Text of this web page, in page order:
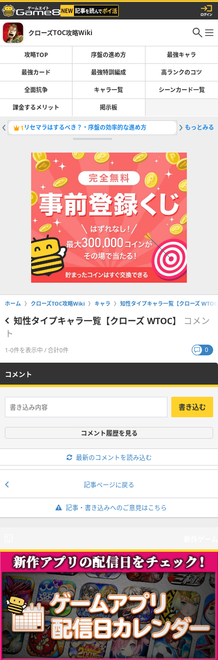
クローズTOC攻略Wiki
攻略TOP 序盤の進め方 最強キャラ
最強カード 最強特訓編成 高ランクのコツ
全面抗争 キャラ一覧 シーンカード一覧
課金するメリット 掲示板
1 リセマラはするべき？・序盤の効率的な進め方 2最強キ
もっとみる
ホーム クローズTOC攻略Wiki キャラ 知性タイプキャラ一覧【クローズ
知性タイプキャラ一覧【クローズ WTOC】
コメン
ト
1-0件を表示中 / 合計0件 0
コメント
書き込む
コメント履歴を見る
最新のコメントを読み込む
記事ページに戻る
記事・書き込みへのご意見はこちら